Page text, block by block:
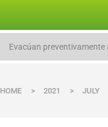
Evacúan
HOME > 2021 > JULY